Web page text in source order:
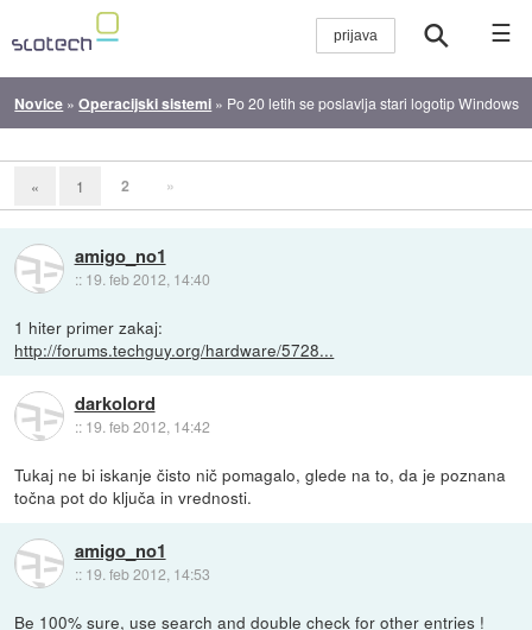
☰
Novice »Operacijski sistemi » Po 20 letih se poslavlja stari logotip Windows
« 1 2 »
amigo_no1
:: 19. feb 2012, 14:40
1 hiter primer zakaj:
http://forums.techguy.org/hardware/5728...
darkolord
:: 19. feb 2012, 14:42
Tukaj ne bi iskanje čisto nič pomagalo, glede na to, da je poznana
točna pot do ključa in vrednosti.
amigo_no1
:: 19. feb 2012, 14:53
Be 100% sure, use search and double check for other entries !